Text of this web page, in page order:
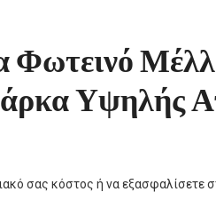
Φωτεινό
Υψηλής
σας κόστος ή να εξασφαλίσετε